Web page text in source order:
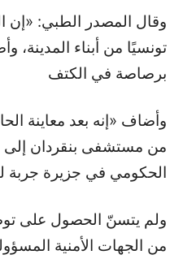
وقال المصدر الطبي: «إن
تونسيًا من أبناء المدينة،
برصاصة في الكتف
وأضاف «إنه بعد معاينة
من مستشفى بنقردان
الحكومي في جزيرة جربة
ولم يتسنّ الحصول على
من الجهات الأمنية